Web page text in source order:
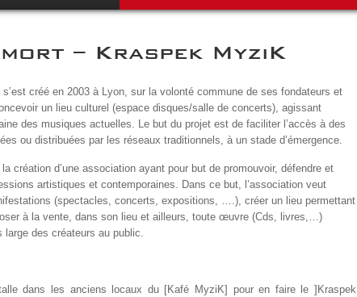
– Kraspek MyziK
créé en 2003 à Lyon, sur la volonté commune de ses fondateurs et
un lieu culturel (espace disques/salle de concerts), agissant
des musiques actuelles. Le but du projet est de faciliter l’accès à des
ou distribuées par les réseaux traditionnels, à un stade d’émergence.
création d’une association ayant pour but de promouvoir, défendre et
artistiques et contemporaines. Dans ce but, l’association veut
(spectacles, concerts, expositions, ….), créer un lieu permettant
à la vente, dans son lieu et ailleurs, toute œuvre (Cds, livres,…)
large des créateurs au public.
dans les anciens locaux du [Kafé MyziK] pour en faire le ]Kraspek